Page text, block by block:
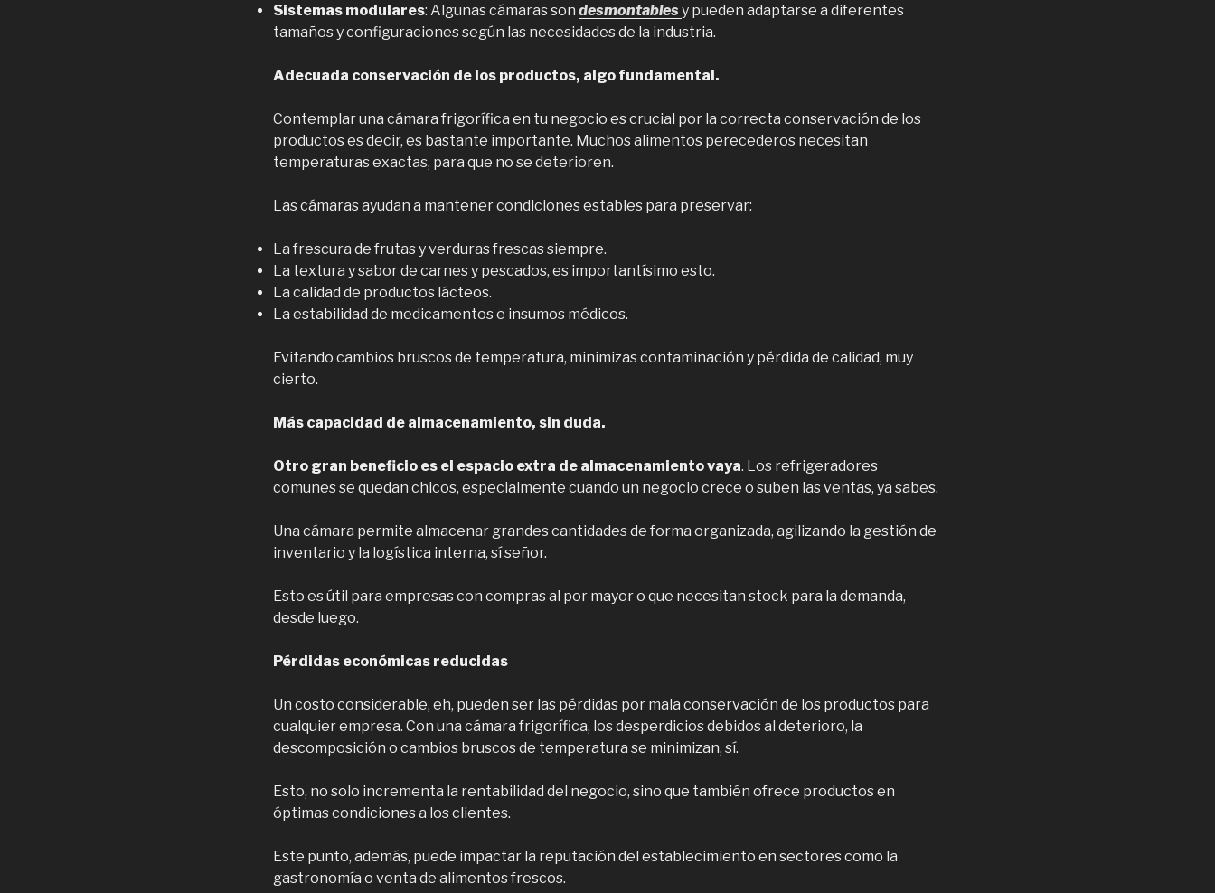
Sistemas modulares: Algunas cámaras son desmontables y pueden adaptarse a diferentes
tamaños y configuraciones según las necesidades de la industria.
Adecuada conservación de los productos, algo fundamental.
Contemplar una cámara frigorífica en tu negocio es crucial por la correcta conservación de los
productos es decir, es bastante importante. Muchos alimentos perecederos necesitan
temperaturas exactas, para que no se deterioren.
Las cámaras ayudan a mantener condiciones estables para preservar:
La frescura de frutas y verduras frescas siempre.
La textura y sabor de carnes y pescados, es importantísimo esto.
La calidad de productos lácteos.
La estabilidad de medicamentos e insumos médicos.
Evitando cambios bruscos de temperatura, minimizas contaminación y pérdida de calidad, muy
cierto.
Más capacidad de almacenamiento, sin duda.
Otro gran beneficio es el espacio extra de almacenamiento vaya. Los refrigeradores
comunes se quedan chicos, especialmente cuando un negocio crece o suben las ventas, ya sabes.
Una cámara permite almacenar grandes cantidades de forma organizada, agilizando la gestión de
inventario y la logística interna, sí señor.
Esto es útil para empresas con compras al por mayor o que necesitan stock para la demanda,
desde luego.
Pérdidas económicas reducidas
Un costo considerable, eh, pueden ser las pérdidas por mala conservación de los productos para
cualquier empresa. Con una cámara frigorífica, los desperdicios debidos al deterioro, la
descomposición o cambios bruscos de temperatura se minimizan, sí.
Esto, no solo incrementa la rentabilidad del negocio, sino que también ofrece productos en
óptimas condiciones a los clientes.
Este punto, además, puede impactar la reputación del establecimiento en sectores como la
gastronomía o venta de alimentos frescos.